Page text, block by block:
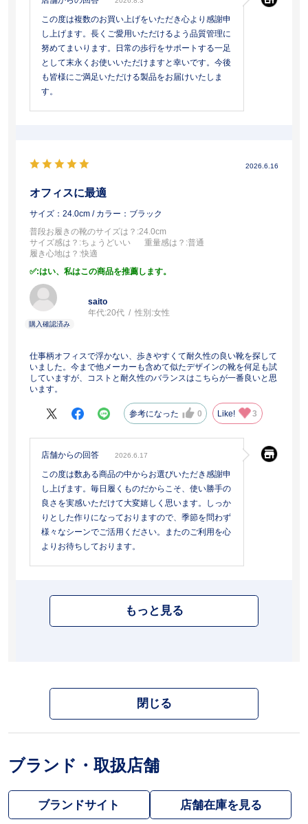
この度は複数のお買い上げをいただき心より感謝申
し上げます。長くご愛用いただけるよう品質管理に
努めてまいります。日常の歩行をサポートする一足
として末永くお使いいただけますと幸いです。今後
も皆様にご満足いただける製品をお届けいたしま
す。
2026.6.16
オフィスに最適
サイズ：24.0cm / カラー：ブラック
普段お履きの靴のサイズは？ :24.0cm
サイズ感は？ :ちょうどいい 重量感は？ :普通
履き心地は？ :快適
:はい、私はこの商品を推薦します。
saito
年代:20代 性別:女性
仕事柄オフィスで浮かない、歩きやすくて耐久性の良い靴を探して
いました。今まで他メーカーも含めて似たデザインの靴を何足も試
していますが、コストと耐久性のバランスはこちらが一番良いと思
います。
参考になった 0 Like! 3
店舗からの回答 2026.6.17
この度は数ある商品の中からお選びいただき感謝申
し上げます。毎日履くものだからこそ、使い勝手の
良さを実感いただけて大変嬉しく思います。しっか
りとした作りになっておりますので、季節を問わず
様々なシーンでご活用ください。またのご利用を心
よりお待ちしております。
もっと見る
閉じる
ブランド・取扱店舗
ブランドサイト